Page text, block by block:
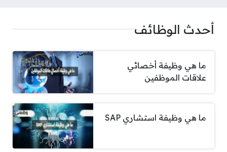
أحدث الوظائف
ما هي وظيفة أخصائي
علاقات الموظفين
ما هي وظيفة استشاري SAP